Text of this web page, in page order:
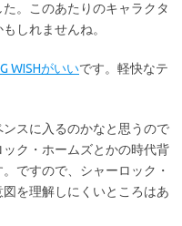
。このあたりのキャラクタ
しれませんね。
WISHがいいです。軽快なテ
スに入るのかなと思うので
ク・ホームズとかの時代背
ですので、シャーロック・
を理解しにくいところはあ